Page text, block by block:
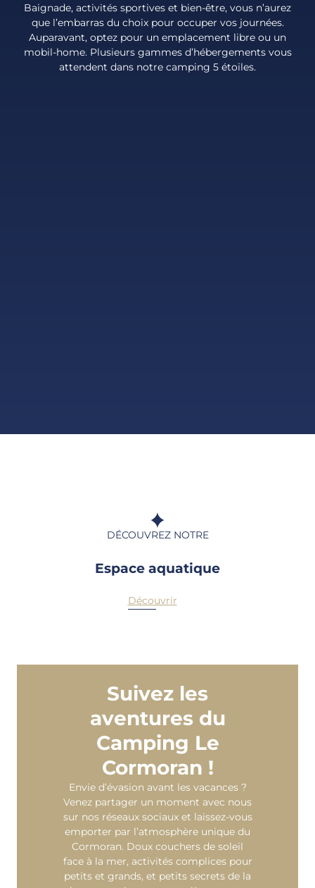
Baignade, activités sportives et bien-être, vous n’aurez
que l’embarras du choix pour occuper vos journées.
Auparavant, optez pour un emplacement libre ou un
mobil-home. Plusieurs gammes d’hébergements vous
attendent dans notre camping 5 étoiles.
DÉCOUVREZ NOTRE
Espace aquatique
Découvrir
Suivez les
aventures du
Camping Le
Cormoran !
Envie d’évasion avant les vacances ?
Venez partager un moment avec nous
sur nos réseaux sociaux et laissez-vous
emporter par l’atmosphère unique du
Cormoran. Doux couchers de soleil
face à la mer, activités complices pour
petits et grands, et petits secrets de la